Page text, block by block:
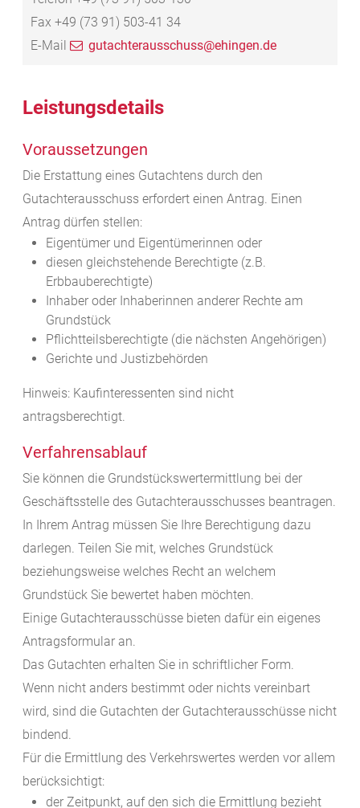
Fax +49 (73 91) 503-41 34
E-Mail
gutachterausschuss@ehingen.de
Leistungsdetails
Voraussetzungen
Die Erstattung eines Gutachtens durch den
Gutachterausschuss erfordert einen Antrag. Einen
Antrag dürfen stellen:
Eigentümer und Eigentümerinnen oder
diesen gleichstehende Berechtigte (z.B.
Erbbauberechtigte)
Inhaber oder Inhaberinnen anderer Rechte am
Grundstück
Pflichtteilsberechtigte (die nächsten Angehörigen)
Gerichte und Justizbehörden
Hinweis: Kaufinteressenten sind nicht
antragsberechtigt.
Verfahrensablauf
Sie können die Grundstückswertermittlung bei der
Geschäftsstelle des Gutachterausschusses beantragen.
In Ihrem Antrag müssen Sie Ihre Berechtigung dazu
darlegen. Teilen Sie mit, welches Grundstück
beziehungsweise welches Recht an welchem
Grundstück Sie bewertet haben möchten.
Einige Gutachterausschüsse bieten dafür ein eigenes
Antragsformular an.
Das Gutachten erhalten Sie in schriftlicher Form.
Wenn nicht anders bestimmt oder nichts vereinbart
wird, sind die Gutachten der Gutachterausschüsse nicht
bindend.
Für die Ermittlung des Verkehrswertes werden vor allem
berücksichtigt:
der Zeitpunkt, auf den sich die Ermittlung bezieht